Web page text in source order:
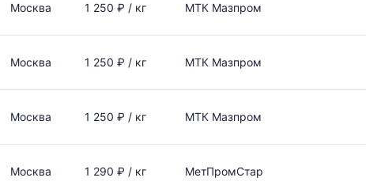
Москва 1 250 ₽ / кг МТК Мазпром
Москва 1 250 ₽ / кг МТК Мазпром
Москва 1 250 ₽ / кг МТК Мазпром
Москва 1 290 ₽ / кг МетПромСтар